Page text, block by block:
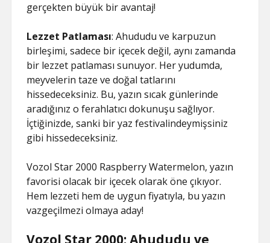
gerçekten büyük bir avantaj!
Lezzet Patlaması: Ahududu ve karpuzun
birleşimi, sadece bir içecek değil, aynı zamanda
bir lezzet patlaması sunuyor. Her yudumda,
meyvelerin taze ve doğal tatlarını
hissedeceksiniz. Bu, yazın sıcak günlerinde
aradığınız o ferahlatıcı dokunuşu sağlıyor.
İçtiğinizde, sanki bir yaz festivalindeymişsiniz
gibi hissedeceksiniz.
Vozol Star 2000 Raspberry Watermelon, yazın
favorisi olacak bir içecek olarak öne çıkıyor.
Hem lezzeti hem de uygun fiyatıyla, bu yazın
vazgeçilmezi olmaya aday!
Vozol Star 2000: Ahududu ve